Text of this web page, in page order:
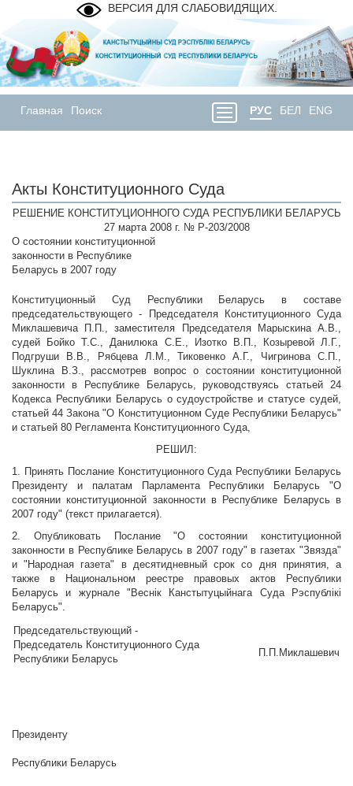
ВЕРСИЯ ДЛЯ СЛАБОВИДЯЩИХ.
Главная Поиск РУС БЕЛ ENG
Акты Конституционного Суда
РЕШЕНИЕ КОНСТИТУЦИОННОГО СУДА РЕСПУБЛИКИ БЕЛАРУСЬ
27 марта 2008 г. № Р-203/2008
О состоянии конституционной
законности в Республике
Беларусь в 2007 году
Конституционный Суд Республики Беларусь в составе
председательствующего - Председателя Конституционного Суда
Миклашевича П.П., заместителя Председателя Марыскина А.В.,
судей Бойко Т.С., Данилюка С.Е., Изотко В.П., Козыревой Л.Г.,
Подгруши В.В., Рябцева Л.М., Тиковенко А.Г., Чигринова С.П.,
Шуклина В.З., рассмотрев вопрос о состоянии конституционной
законности в Республике Беларусь, руководствуясь статьей 24
Кодекса Республики Беларусь о судоустройстве и статусе судей,
статьей 44 Закона "О Конституционном Суде Республики Беларусь"
и статьей 80 Регламента Конституционного Суда,
РЕШИЛ:
1. Принять Послание Конституционного Суда Республики Беларусь
Президенту и палатам Парламента Республики Беларусь "О
состоянии конституционной законности в Республике Беларусь в
2007 году" (текст прилагается).
2. Опубликовать Послание "О состоянии конституционной
законности в Республике Беларусь в 2007 году" в газетах "Звязда"
и "Народная газета" в десятидневный срок со дня принятия, а
также в Национальном реестре правовых актов Республики
Беларусь и журнале "Веснік Канстытуцыйнага Суда Рэспублікі
Беларусь".
Председательствующий -
Председатель Конституционного Суда
Республики Беларусь
П.П.Миклашевич
Президенту
Республики Беларусь